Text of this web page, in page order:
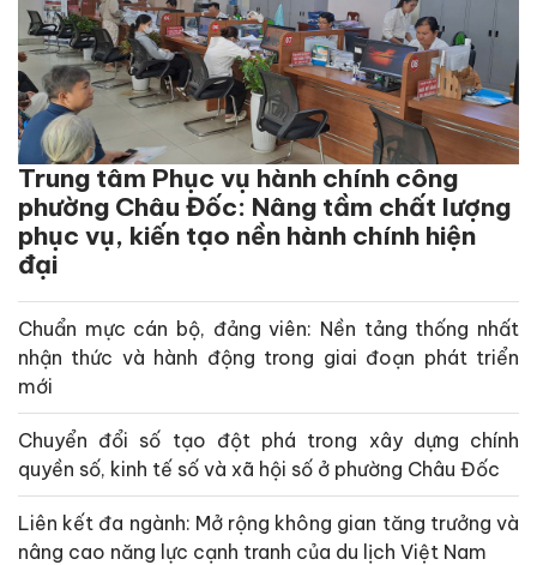
Trung tâm Phục vụ hành chính công
phường Châu Đốc: Nâng tầm chất lượng
phục vụ, kiến tạo nền hành chính hiện
đại
Chuẩn mực cán bộ, đảng viên: Nền tảng thống nhất
nhận thức và hành động trong giai đoạn phát triển
mới
Chuyển đổi số tạo đột phá trong xây dựng chính
quyền số, kinh tế số và xã hội số ở phường Châu Đốc
Liên kết đa ngành: Mở rộng không gian tăng trưởng và
nâng cao năng lực cạnh tranh của du lịch Việt Nam